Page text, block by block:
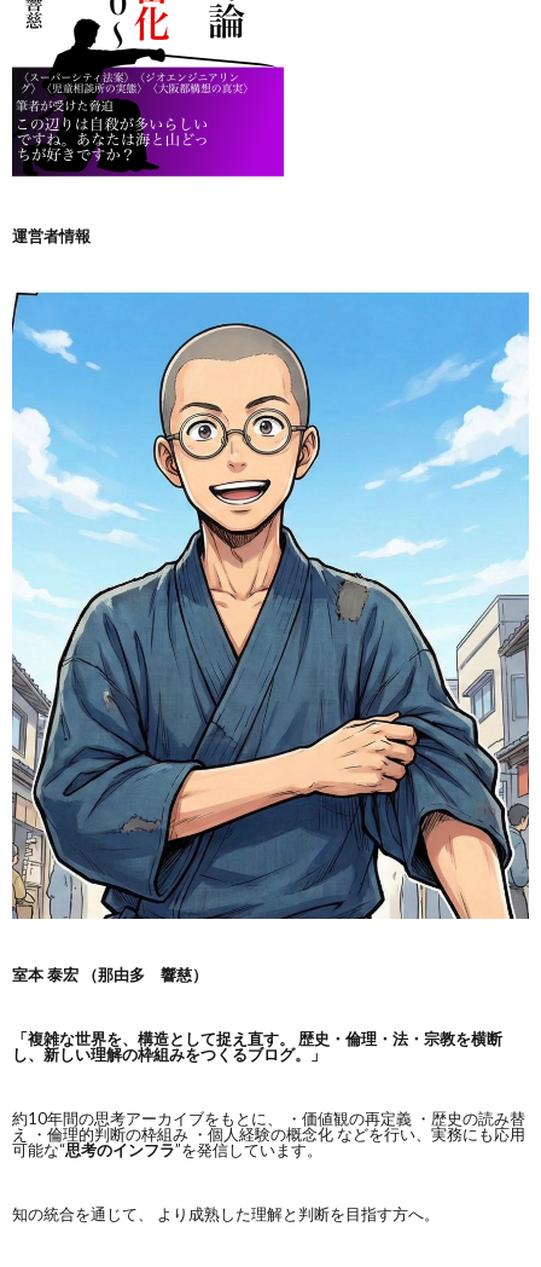
運営者情報
室本 泰宏 （那由多 響慈）
「複雑な世界を、構造として捉え直す。
歴史・倫理・法・宗教を横断
し、新しい理解の枠組みをつくるブログ。」
約10年間の思考アーカイブをもとに、 ・価値観の再定義 ・歴史の読み替
え ・倫理的判断の枠組み ・個人経験の概念化 などを行い、実務にも応用
可能な“思考のインフラ”を発信しています。
知の統合を通じて、 より成熟した理解と判断を目指す方へ。